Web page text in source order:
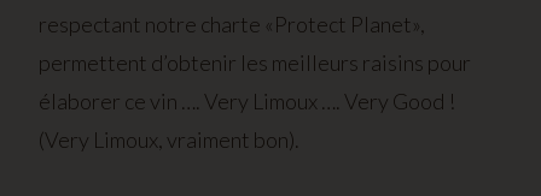
respectant notre charte «Protect Planet»,
permettent d’obtenir les meilleurs raisins pour
élaborer ce vin …. Very Limoux …. Very Good !
(Very Limoux, vraiment bon).